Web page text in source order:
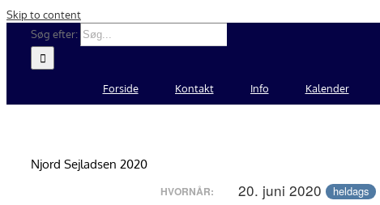
Skip to content
Søg efter:
Forside Kontakt Info Kalender
Njord Sejladsen 2020
HVORNÅR: 20. juni 2020 heldags